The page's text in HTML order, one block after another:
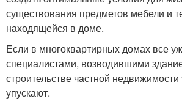
существования предметов мебели и
находящейся в доме.
Если в многоквартирных домах все
специалистами, возводившими
строительстве частной недвижимости
упускают.